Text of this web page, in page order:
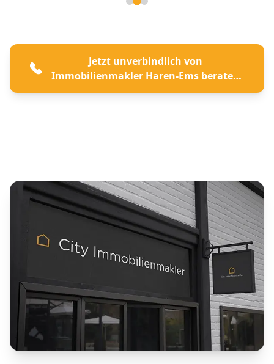
Jetzt unverbindlich von
Immobilienmakler Haren-Ems beraten
lassen